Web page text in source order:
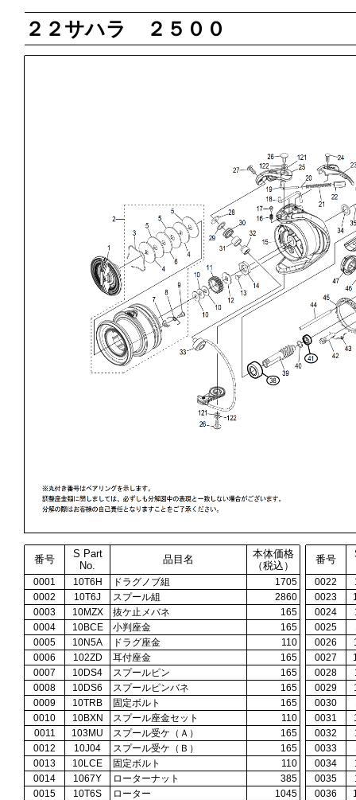
２２サハラ ２５００
番号
S Part
No.
品目名
本体価格
（税込）
番号
0001 10T6H ドラグノブ組 1705 0022
0002
10T6J スプール組 2860 0023
0003
10MZX 抜ケ止メバネ 165 0024
0004
10BCE 小判座金 165 0025
0005
10N5A ドラグ座金 110 0026
0006
102ZD 耳付座金 165 0027
0007
10DS4 スプールピン 165 0028
0008
10DS6 スプールピンバネ 165 0029
0009
10TRB 固定ボルト 165 0030
0010
10BXN スプール座金セット 110 0031
0011
103MU スプール受ケ（Ａ） 165 0032
0012
10J04 スプール受ケ（Ｂ） 165 0033
0013
10LCE 固定ボルト 110 0034
0014
1067Y ローターナット 385 0035
0015
10T6S ローター 1045 0036